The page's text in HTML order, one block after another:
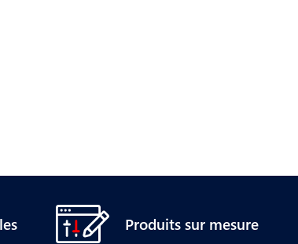
Produits sur mesure